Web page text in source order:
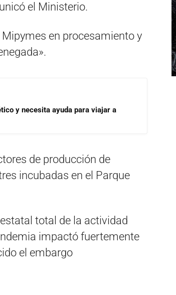
el Ministerio.
en procesamiento y
y necesita ayuda para viajar a
de producción de
incubadas en el Parque
total de la actividad
impactó fuertemente
el embargo